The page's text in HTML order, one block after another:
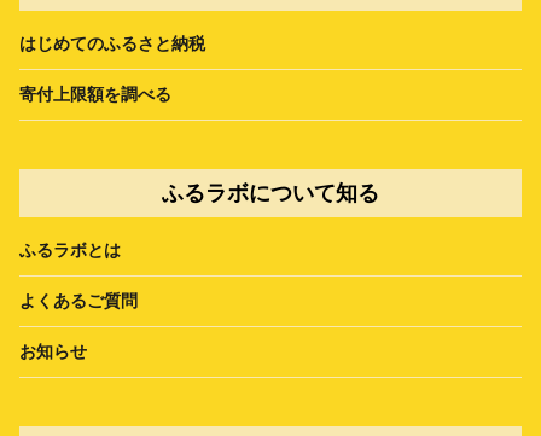
はじめてのふるさと納税
寄付上限額を調べる
ふるラボについて知る
ふるラボとは
よくあるご質問
お知らせ